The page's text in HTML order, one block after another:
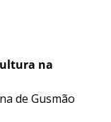
na
de Gusmão